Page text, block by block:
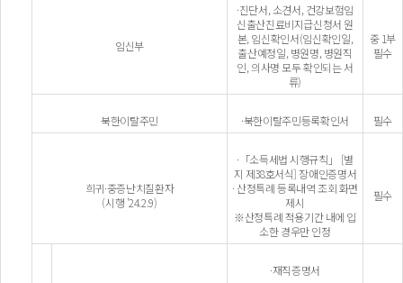
임신부
·진단서, 소견서, 건강보험임
신출산진료비지급신청서 원
본, 임신확인서(임신확인일,
출산예정일, 병원명, 병원직
인, 의사명 모두 확인되는 서
류)
중 1부
필수
북한이탈주민 ·북한이탈주민등록확인서 필수
희귀·중증난치질환자
(시행 ’24.2.9)
·「소득세법 시행규칙」 [별
지 제38호서식] 장애인증명서
· 산정특례 등록내역 조회 화면
제시
※산정특례 적용기간 내에 입
소한 경우만 인정
필수
·재직증명서